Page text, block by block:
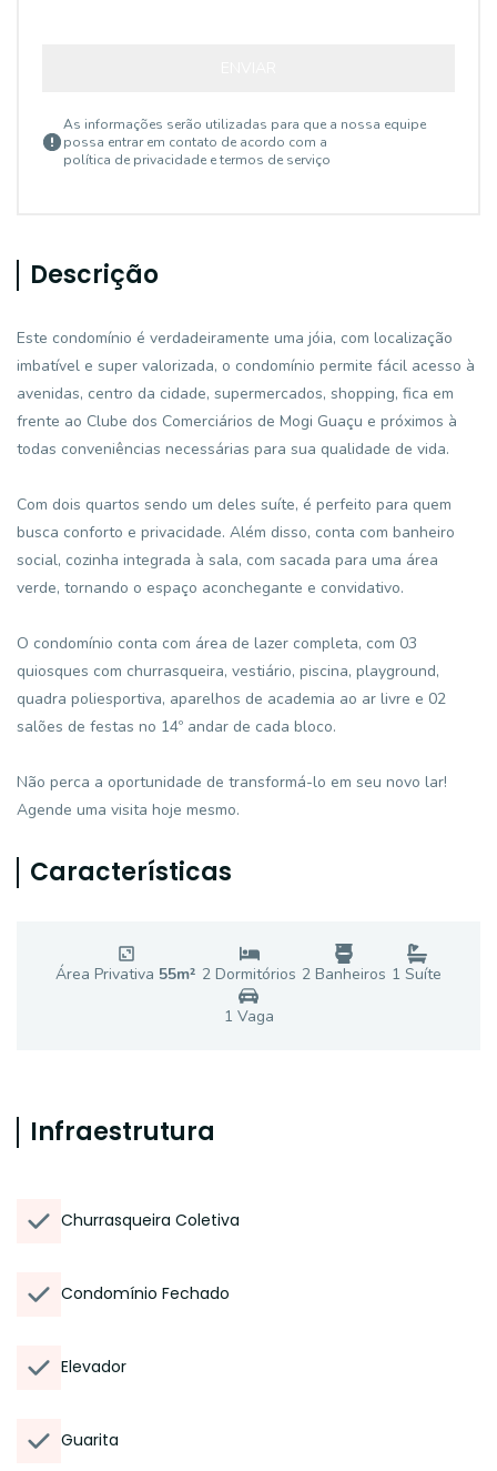
As informações serão utilizadas para que a nossa equipe
possa entrar em contato de acordo com a
política de privacidade e termos de serviço
Descrição
Este condomínio é verdadeiramente uma jóia, com localização
imbatível e super valorizada, o condomínio permite fácil acesso à
avenidas, centro da cidade, supermercados, shopping, fica em
frente ao Clube dos Comerciários de Mogi Guaçu e próximos à
todas conveniências necessárias para sua qualidade de vida.
Com dois quartos sendo um deles suíte, é perfeito para quem
busca conforto e privacidade. Além disso, conta com banheiro
social, cozinha integrada à sala, com sacada para uma área
verde, tornando o espaço aconchegante e convidativo.
O condomínio conta com área de lazer completa, com 03
quiosques com churrasqueira, vestiário, piscina, playground,
quadra poliesportiva, aparelhos de academia ao ar livre e 02
salões de festas no 14º andar de cada bloco.
Não perca a oportunidade de transformá-lo em seu novo lar!
Agende uma visita hoje mesmo.
Características
Área Privativa 55m² 2 Dormitórios 2 Banheiros 1 Suíte
1 Vaga
Infraestrutura
Churrasqueira Coletiva
Condomínio Fechado
Elevador
Guarita